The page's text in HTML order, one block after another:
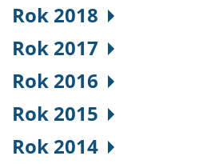
Rok 2018
Rok 2017
Rok 2016
Rok 2015
Rok 2014